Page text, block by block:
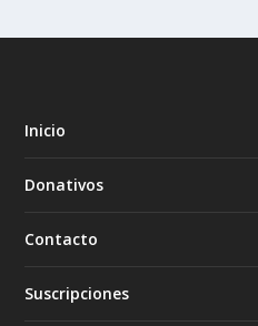
Inicio
Donativos
Contacto
Suscripciones